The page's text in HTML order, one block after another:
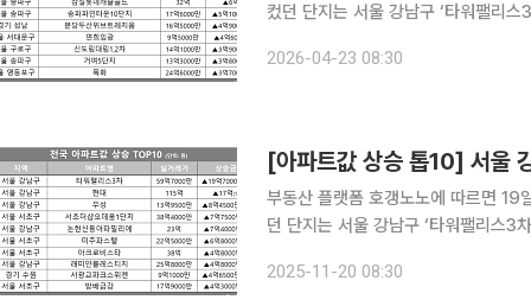
컸던 단지는 서울 강남구 ‘타워팰리
되며 9억5000만원(61%) 올랐다. 3
2026-04-23 08:30
[아파트값 상승 톱10] 서울
부동산 플랫폼 호갱노노에 따르면 19
던 단지는 서울 강남구 ‘타워팰리스
억 원(17%) 올랐다. 3위는 같은 강남
2025-11-20 08:30